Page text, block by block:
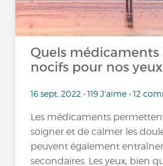
Quels médicaments
nocifs pour nos yeux
16 sept. 2022 • 119 J'aime • 12
Les médicaments
soigner et de calmer les
peuvent également
secondaires. Les yeux, bien